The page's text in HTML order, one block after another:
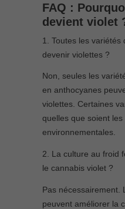
FAQ :
devient violet
1. Toutes les
devenir violettes ?
Non, seules les
en anthocyanes
violettes. Certaines
quelles que soient les
environnementales.
2. La culture au froid
le cannabis violet ?
Pas nécessairement.
peuvent améliorer la